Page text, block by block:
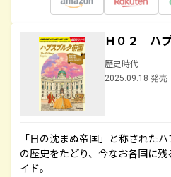
Ｈ０２ ハ
歴史時代
2025.09.18 発売
「日の沈まぬ帝国」と称された
の歴史をたどり、今なお各国に
イド。